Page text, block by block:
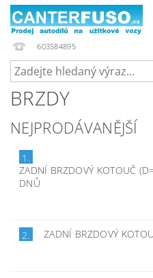
603584895
BRZDY
NEJPRODÁVANĚJŠÍ
1.
ZADNÍ BRZDOVÝ KOTOUČ
DNŮ
2. ZADNÍ BRZDOVÝ